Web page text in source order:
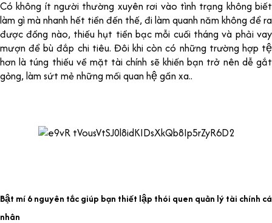
Có không ít người thường xuyên rơi vào tình trạng không biết
làm gì mà nhanh hết tiền đến thế, đi làm quanh năm không để ra
được đồng nào, thiếu hụt tiền bạc mỗi cuối tháng và phải vay
mượn để bù đắp chi tiêu. Đôi khi còn có những trường hợp tệ
hơn là túng thiếu về mặt tài chính sẽ khiến bạn trở nên dễ gắt
gỏng, làm sứt mẻ những mối quan hệ gần xa..
Bật mí 6 nguyên tắc giúp bạn thiết lập thói quen quản lý tài chính cá
nhân